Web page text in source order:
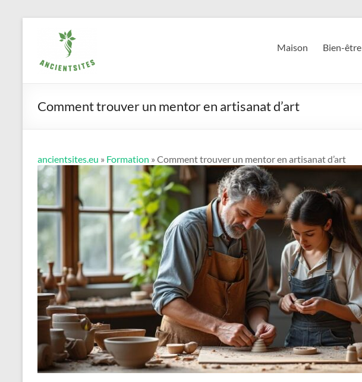
ancientsites.eu Maison Bien-être
Comment trouver un mentor en artisanat d’art
ancientsites.eu » Formation » Comment trouver un mentor en artisanat d’art